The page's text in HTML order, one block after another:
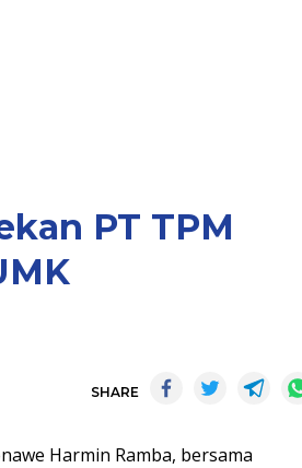
PT TPM
SHARE
Harmin Ramba, bersama